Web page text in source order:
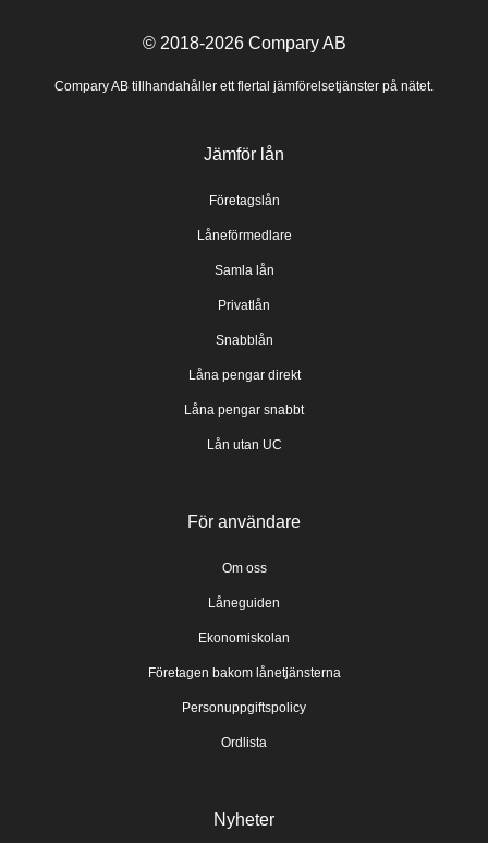
© 2018-2026Compary AB
Compary AB tillhandahåller ett flertal jämförelsetjänster på nätet.
Jämför lån
Företagslån
Låneförmedlare
Samla lån
Privatlån
Snabblån
Låna pengar direkt
Låna pengar snabbt
Lån utan UC
För användare
Om oss
Låneguiden
Ekonomiskolan
Företagen bakom lånetjänsterna
Personuppgiftspolicy
Ordlista
Nyheter